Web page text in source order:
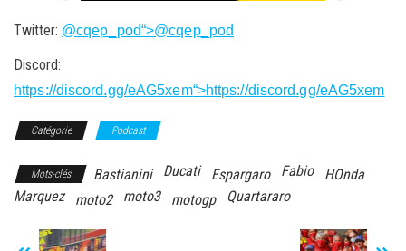
Twitter: @cqep_pod“>@cqep_pod
Discord:
https://discord.gg/eAG5xem“>https://discord.gg/eAG5xem
Catégorie Podcast
Mots-clés Bastianini Ducati Espargaro Fabio
HOnda
Marquez
moto2 moto3 motogp Quartararo